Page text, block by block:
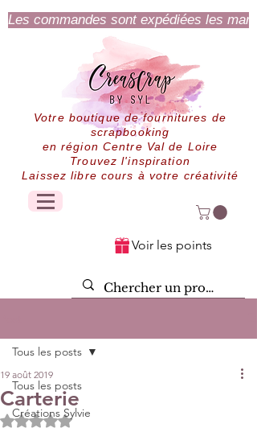
Les commandes sont expédiées les
Votre boutique de fournitures de
scrapbooking
en région Centre Val de Loire
Trouvez l'inspiration
Laissez libre cours à votre créativité
Voir les points
Tous les posts
Créations Sylvie
Tous les posts
Carterie
19 août 2019
Noté NaN étoiles sur 5.